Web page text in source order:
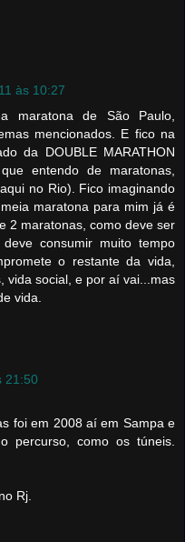
às 10:27
maratona de São Paulo,
mencionados. E fico na
da DOUBLE MARATHON
entendo de maratonas,
no Rio). Fico imaginando
maratona para mim já é
2 maratonas, como deve ser
consumir muito tempo
o restante da vida,
vida social, e por aí vai...mas
vida.
21:50
foi em 2008 aí em Sampa e
percurso, como os túneis.
Rj.